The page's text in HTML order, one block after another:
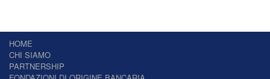
HOME
CHI SIAMO
PARTNERSHIP